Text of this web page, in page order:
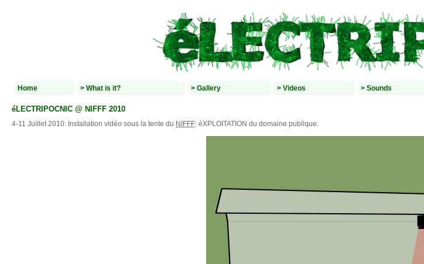
Home > What is it? > Gallery > Videos > Sounds
éLECTRIPOCNIC @ NIFFF 2010
4-11 Juillet 2010: Installation vidéo sous la tente du NIFFF: éXPLOITATION du domaine publique.